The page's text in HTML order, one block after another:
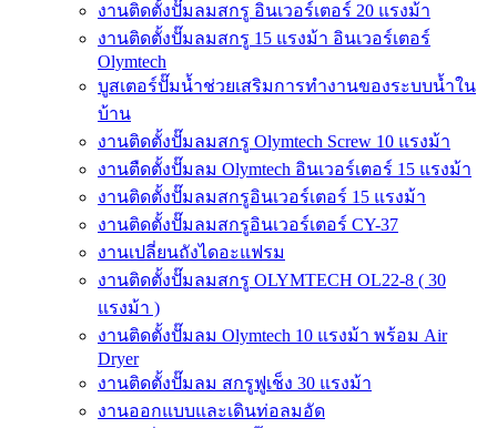
งานติดตั้งปั๊มลมสกรู อินเวอร์เตอร์ 20 แรงม้า
งานติดตั้งปั๊มลมสกรู 15 แรงม้า อินเวอร์เตอร์
Olymtech
บูสเตอร์ปั๊มน้ำช่วยเสริมการทำงานของระบบน้ำใน
บ้าน
งานติดตั้งปั๊มลมสกรู Olymtech Screw 10 แรงม้า
งานตืดตั้งปั๊มลม Olymtech อินเวอร์เตอร์ 15 แรงม้า
งานติดตั้งปั๊มลมสกรูอินเวอร์เตอร์ 15 แรงม้า
งานติดตั้งปั๊มลมสกรูอินเวอร์เตอร์ CY-37
งานเปลี่ยนถังไดอะแฟรม
งานติดตั้งปั๊มลมสกรู OLYMTECH OL22-8 ( 30
แรงม้า )
งานติดตั้งปั๊มลม Olymtech 10 แรงม้า พร้อม Air
Dryer
งานติดตั้งปั๊มลม สกรูฟูเช็ง 30 แรงม้า
งานออกแบบและเดินท่อลมอัด